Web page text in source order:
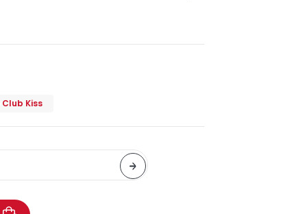
Club Kiss